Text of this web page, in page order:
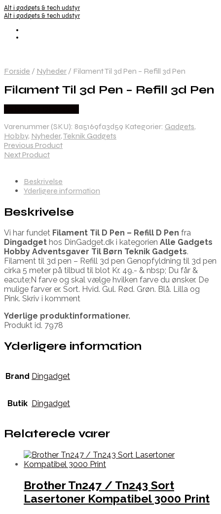
Alt i gadgets & tech udstyr
Alt i gadgets & tech udstyr
Forside / Nyheder / Filament Til 3d Pen – Refill 3d Pen
Filament Til 3d Pen – Refill 3d Pen
Varenummer (SKU): 8a5169fa3d59 Kategorier: Gadgets,
Hobby, Nyheder,Teknik Gadgets
Previous Product
Next Product
Beskrivelse
Yderligere information
Beskrivelse
Vi har fundet Filament Til D Pen – Refill D Pen fra
Dingadget hos DinGadget.dk i kategorien Alle Gadgets
Hobby Adventsgaver Til Børn Teknik Gadgets.
Filament til 3d pen – Refill 3d pen Genopfyldning til 3d pen
cirka 5 meter på tilbud til blot Kr. 49.- & nbsp; Du får &
eacute;N farve og skal vælge hvilken farve du ønsker. De
mulige farver er. Sort. Hvid. Gul. Rød. Grøn. Blå. Lilla og
Pink. Skriv i komment
Yderlige produktinformationer.
Produkt id. 7978
Yderligere information
Brand Dingadget
Butik Dingadget
Relaterede varer
Brother Tn247 / Tn243 Sort
Lasertoner Kompatibel 3000 Print